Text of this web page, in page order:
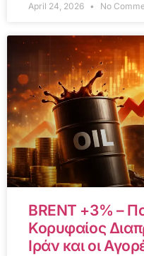
April 24, 2026 No
BRENT +3% –
Κορυφαίος
Ιράν και οι